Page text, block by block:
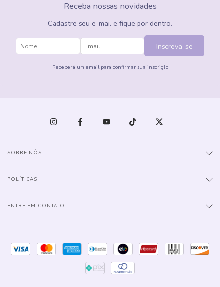
Receba nossas novidades
Cadastre seu e-mail e fique por dentro.
Inscreva-se
Receberá um email para confirmar sua inscrição
SOBRE NÓS
POLÍTICAS
ENTRE EM CONTATO